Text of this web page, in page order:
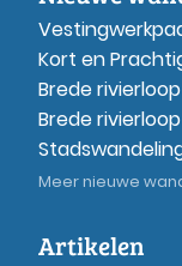
Kort en
Brede
Brede
Meer nieuwe
Artikelen